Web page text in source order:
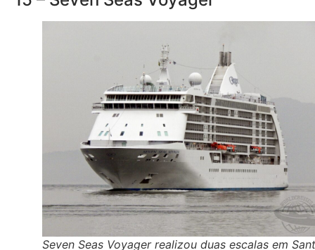
Seven Seas Voyager realizou duas escalas em